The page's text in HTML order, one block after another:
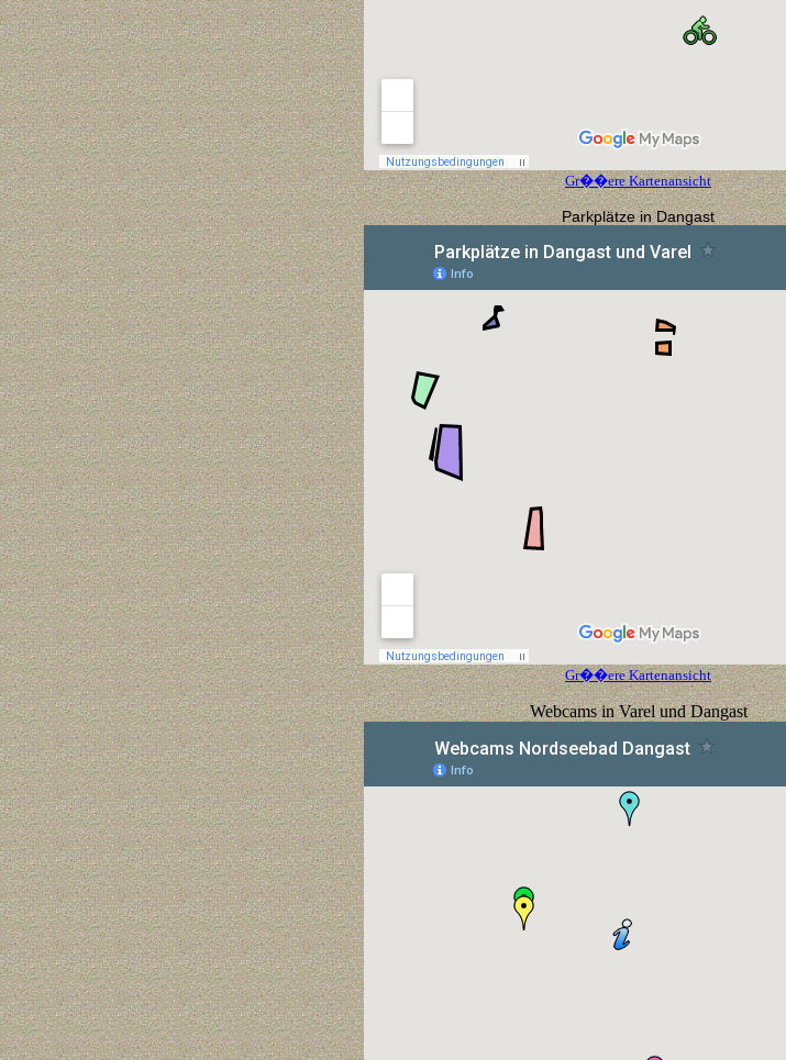
Gr��ere Kartenansicht
Parkplätze in Dangast
Gr��ere Kartenansicht
Webcams in Varel und Dangast